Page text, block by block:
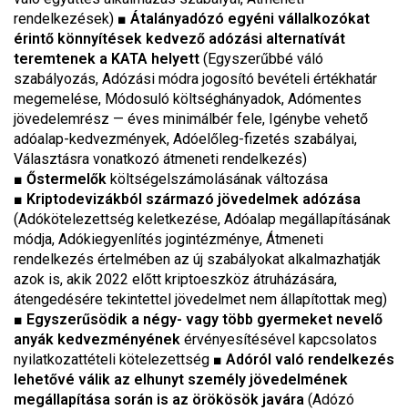
rendelkezések) ■ Átalányadózó egyéni vállalkozókat
érintő könnyítések kedvező adózási alternatívát
teremtenek a KATA helyett (Egyszerűbbé váló
szabályozás, Adózási módra jogosító bevételi értékhatár
megemelése, Módosuló költséghányadok, Adómentes
jövedelemrész — éves minimálbér fele, Igénybe vehető
adóalap-kedvezmények, Adóelőleg-fizetés szabályai,
Választásra vonatkozó átmeneti rendelkezés)
■ Őstermelők költségelszámolásának változása
■ Kriptodevizákból származó jövedelmek adózása
(Adókötelezettség keletkezése, Adóalap megállapításának
módja, Adókiegyenlítés jogintézménye, Átmeneti
rendelkezés értelmében az új szabályokat alkalmazhatják
azok is, akik 2022 előtt kriptoeszköz átruházására,
átengedésére tekintettel jövedelmet nem állapítottak meg)
■ Egyszerűsödik a négy- vagy több gyermeket nevelő
anyák kedvezményének érvényesítésével kapcsolatos
nyilatkozattételi kötelezettség ■ Adóról való rendelkezés
lehetővé válik az elhunyt személy jövedelmének
megállapítása során is az örökösök javára (Adózó